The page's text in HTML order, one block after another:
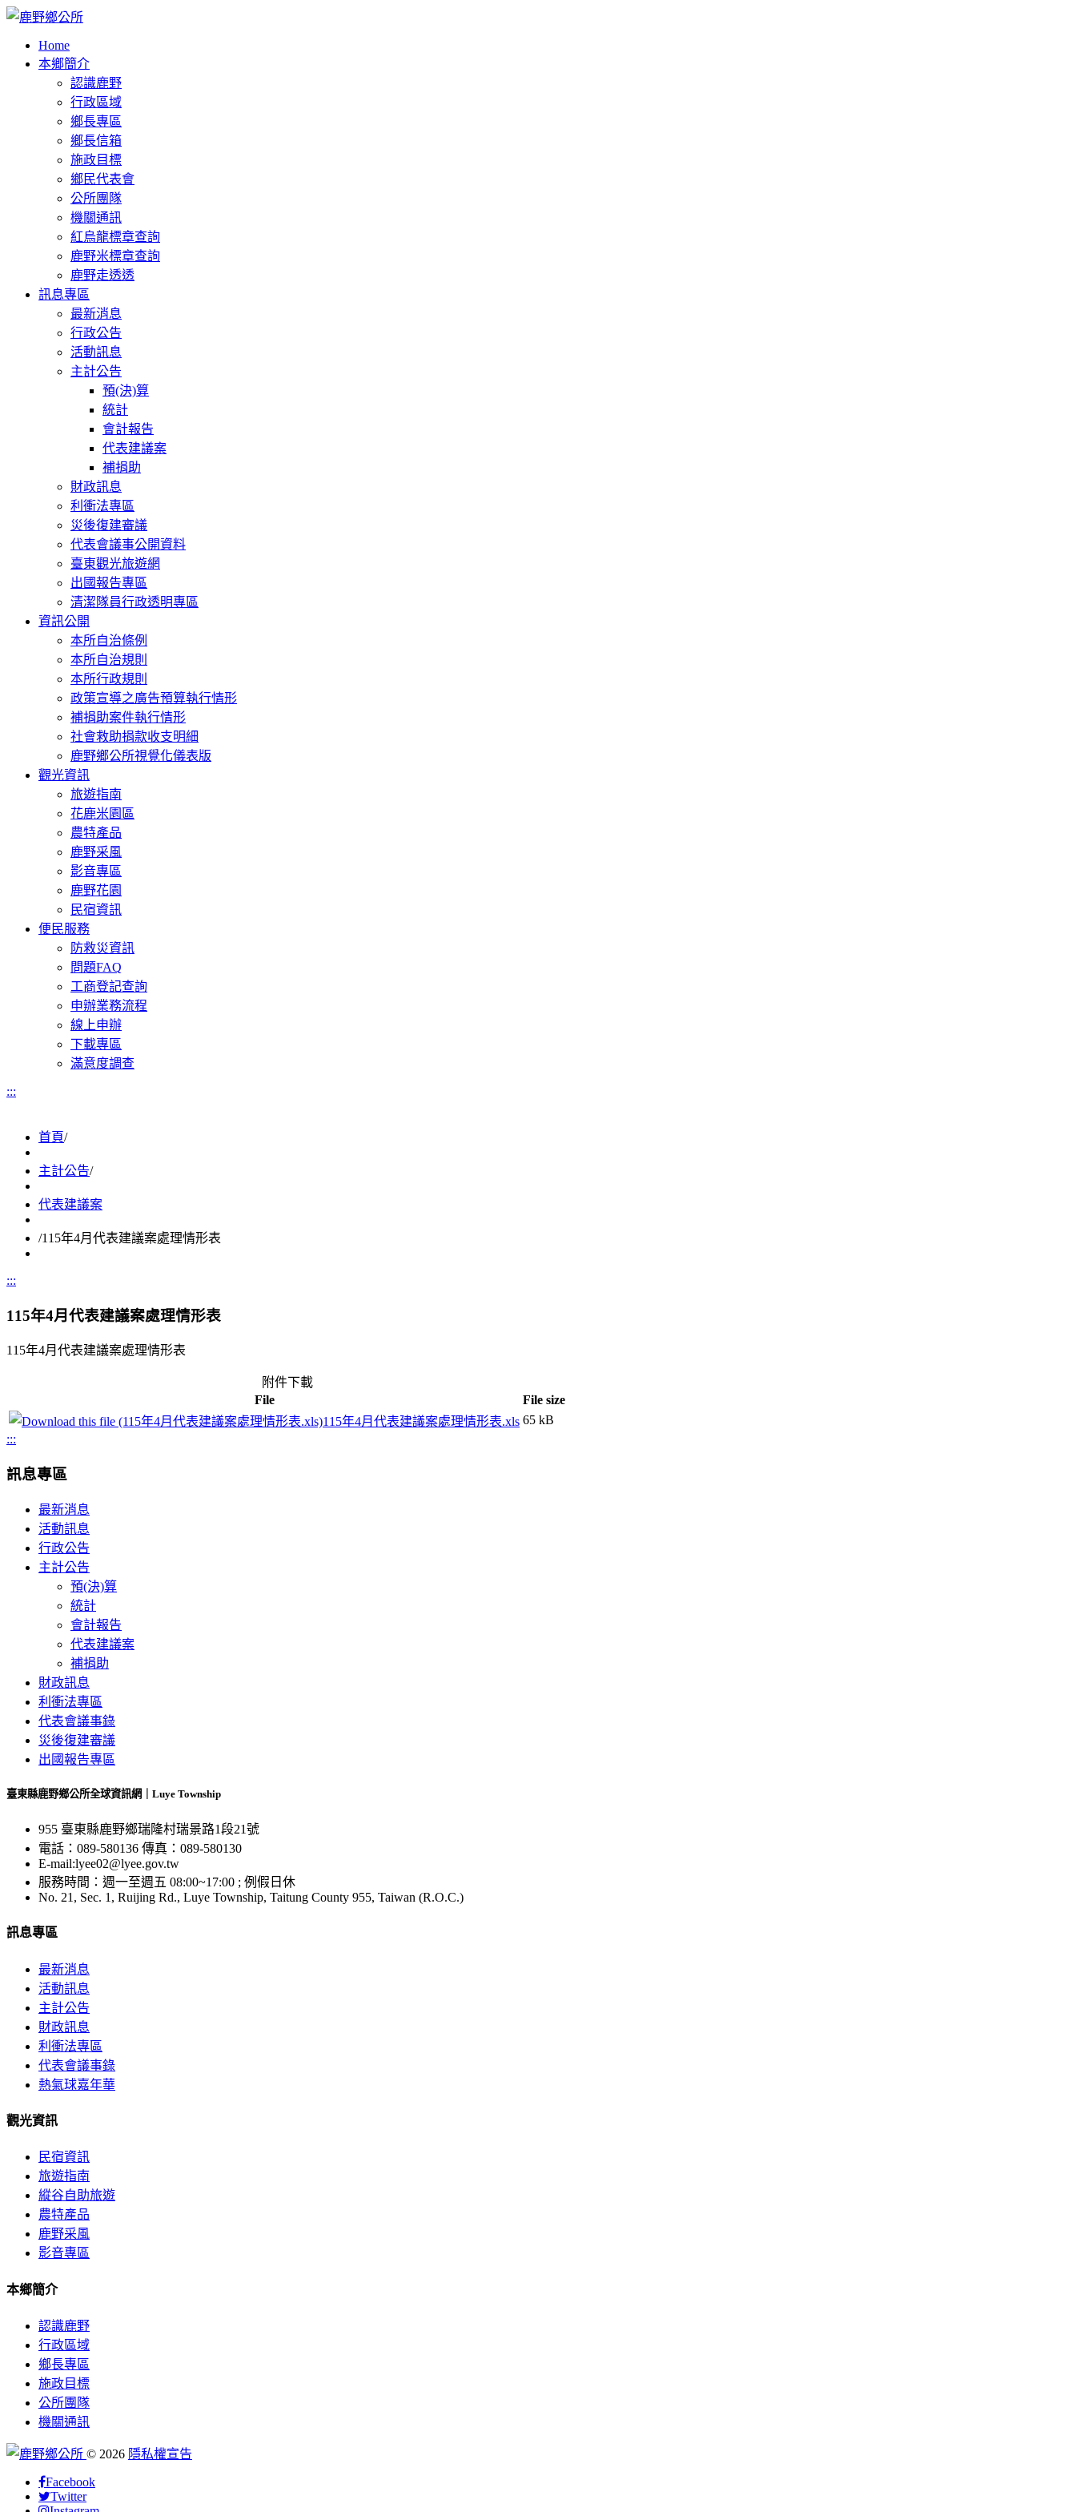
Home
本鄉簡介
認識鹿野
行政區域
鄉長專區
鄉長信箱
施政目標
鄉民代表會
公所團隊
機關通訊
紅烏龍標章查詢
鹿野米標章查詢
鹿野走透透
訊息專區
最新消息
行政公告
活動訊息
主計公告
預(決)算
統計
會計報告
代表建議案
補捐助
財政訊息
利衝法專區
災後復建審議
代表會議事公開資料
臺東觀光旅遊網
出國報告專區
清潔隊員行政透明專區
資訊公開
本所自治條例
本所自治規則
本所行政規則
政策宣導之廣告預算執行情形
補捐助案件執行情形
社會救助捐款收支明細
鹿野鄉公所視覺化儀表版
觀光資訊
旅遊指南
花鹿米園區
農特產品
鹿野采風
影音專區
鹿野花園
民宿資訊
便民服務
防救災資訊
問題FAQ
工商登記查詢
申辦業務流程
線上申辦
下載專區
滿意度調查
:::
首頁/
主計公告/
代表建議案
/115年4月代表建議案處理情形表
:::
115年4月代表建議案處理情形表
115年4月代表建議案處理情形表
附件下載
File
File size
115年4月代表建議案處理情形表.xls 65 kB
:::
訊息專區
最新消息
活動訊息
行政公告
主計公告
預(決)算
統計
會計報告
代表建議案
補捐助
財政訊息
利衝法專區
代表會議事錄
災後復建審議
出國報告專區
臺東縣鹿野鄉公所全球資訊網｜Luye Township
955 臺東縣鹿野鄉瑞隆村瑞景路1段21號
電話：089-580136 傳真：089-580130
E-mail:lyee02@lyee.gov.tw
服務時間：週一至週五 08:00~17:00 ; 例假日休
No. 21, Sec. 1, Ruijing Rd., Luye Township, Taitung County 955, Taiwan (R.O.C.)
訊息專區
最新消息
活動訊息
主計公告
財政訊息
利衝法專區
代表會議事錄
熱氣球嘉年華
觀光資訊
民宿資訊
旅遊指南
縱谷自助旅遊
農特產品
鹿野采風
影音專區
本鄉簡介
認識鹿野
行政區域
鄉長專區
施政目標
公所團隊
機關通訊
© 2026 隱私權宣告
Facebook
Twitter